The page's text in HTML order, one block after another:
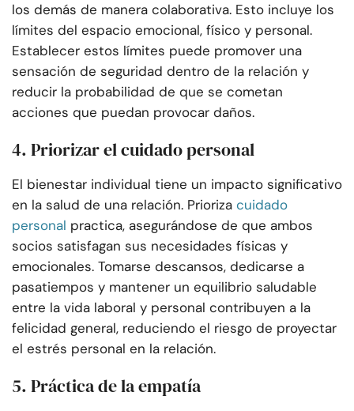
los demás de manera colaborativa. Esto incluye los
límites del espacio emocional, físico y personal.
Establecer estos límites puede promover una
sensación de seguridad dentro de la relación y
reducir la probabilidad de que se cometan
acciones que puedan provocar daños.
4. Priorizar el cuidado personal
El bienestar individual tiene un impacto significativo
en la salud de una relación. Prioriza cuidado
personal practica, asegurándose de que ambos
socios satisfagan sus necesidades físicas y
emocionales. Tomarse descansos, dedicarse a
pasatiempos y mantener un equilibrio saludable
entre la vida laboral y personal contribuyen a la
felicidad general, reduciendo el riesgo de proyectar
el estrés personal en la relación.
5. Práctica de la empatía